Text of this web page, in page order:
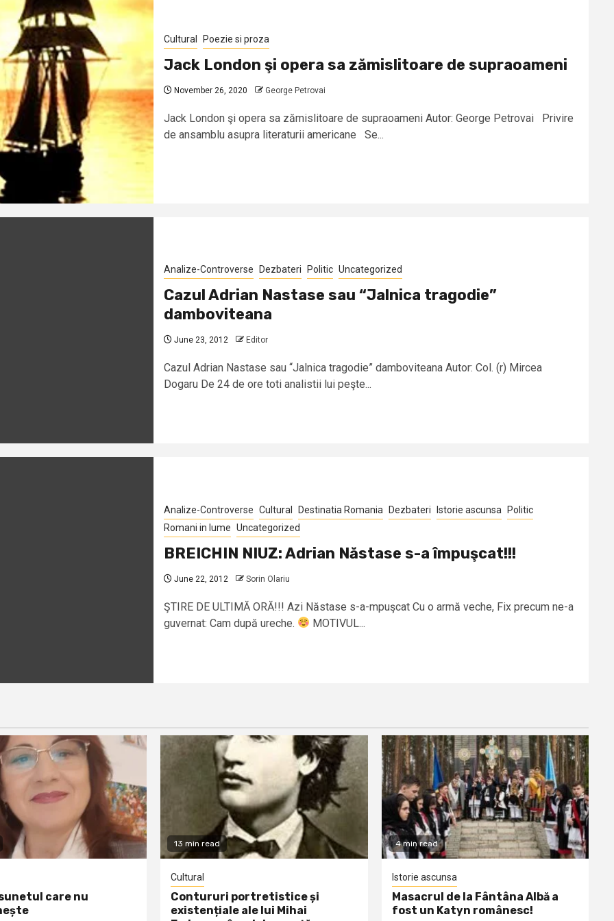
Cultural Poezie si proza
Jack London şi opera sa zămislitoare de supraoameni
November 26, 2020 George Petrovai
Jack London şi opera sa zămislitoare de supraoameni Autor: George Petrovai Privire
de ansamblu asupra literaturii americane Se...
Analize-Controverse Dezbateri Politic Uncategorized
Cazul Adrian Nastase sau “Jalnica tragodie”
damboviteana
June 23, 2012 Editor
Cazul Adrian Nastase sau “Jalnica tragodie” damboviteana Autor: Col. (r) Mircea
Dogaru De 24 de ore toti analistii lui peşte...
Analize-Controverse Cultural Destinatia Romania Dezbateri Istorie ascunsa
Politic
Romani in lume Uncategorized
BREICHIN NIUZ: Adrian Năstase s-a împuşcat!!!
June 22, 2012 Sorin Olariu
ŞTIRE DE ULTIMĂ ORĂ!!! Azi Năstase s-a-mpuşcat Cu o armă veche, Fix precum ne-a
guvernat: Cam după ureche.
MOTIVUL...
care nu
13 min read
Cultural
Contururi portretistice și
existențiale ale lui Mihai
4 min read
Istorie ascunsa
Masacrul de la Fântâna Albă a
fost un Katyn românesc!